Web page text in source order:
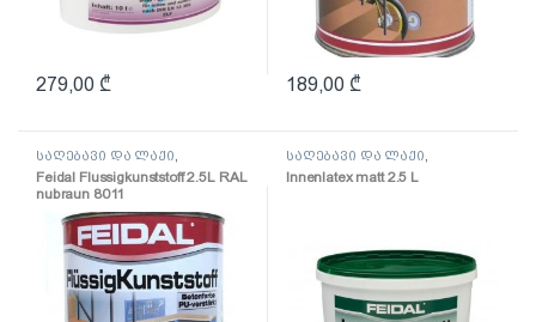
279,00 ₾ 189,00 ₾
საღებავი და ლაქი
საღებავი
Feidal Flussigkunststoff 2.5L RAL
nubraun 8011
(პოლიურეთანის
ზეთოვანი საღებავი
ყავისფერი)
საღებავი და ლაქი
საღებავი
Innenlatex matt 2.5 L